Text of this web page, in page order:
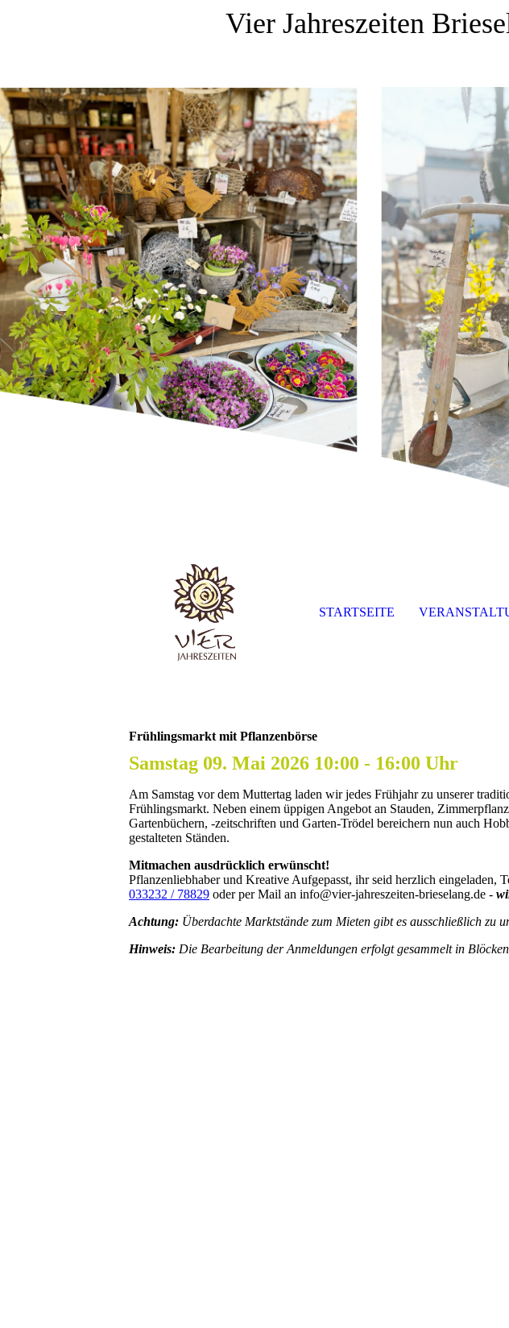
Vier Jahreszeiten
STARTSEITE
Frühlingsmarkt mit Pflanzenbörse
Samstag 09. Mai 2026 10:00 - 16:00 Uhr
Am Samstag vor dem Muttertag laden wir jedes Frühjahr zu unserer
Frühlingsmarkt. Neben einem üppigen Angebot an Stauden,
Gartenbüchern, -zeitschriften und Garten-Trödel bereichern nun auch
gestalteten Ständen.
Mitmachen ausdrücklich erwünscht!
Pflanzenliebhaber und Kreative Aufgepasst, ihr seid herzlich
033232 / 78829 oder per Mail an info@vier-jahreszeiten-brieselang.de -
Achtung: Überdachte Marktstände zum Mieten gibt es ausschließlich zu
Hinweis: Die Bearbeitung der Anmeldungen erfolgt gesammelt in